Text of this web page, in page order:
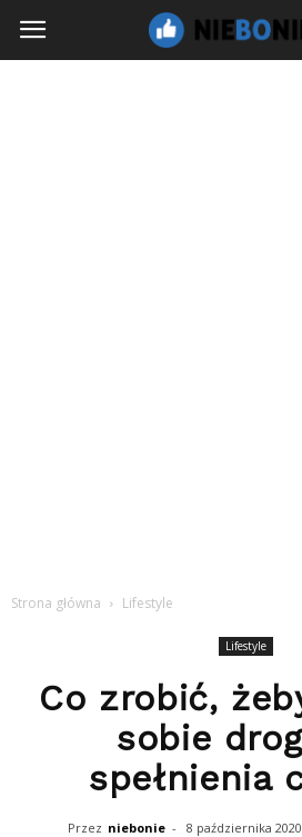
NieBoNie.pl
Strona główna Lifestyle
Lifestyle
Co zrobić,
sobie
spełnienia
Przez niebonie - 8 października 2020